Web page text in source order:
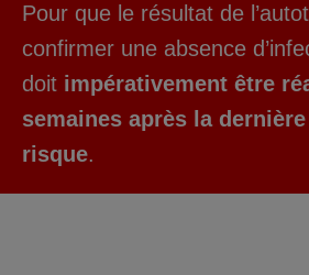
Pour que le résultat de
confirmer une absence
doit impérativement être
semaines après la
risque.